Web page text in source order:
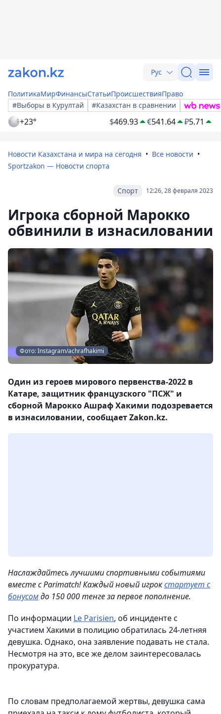
Рус
ПолитикаМирФинансыСтатьиПроисшествияПраво
#Выборы в Курултай
#Казахстан в сравнении
+23° $469.93 €541.64 ₽5.71
Новости Казахстана и мира на сегодня
Все новости
Sportzakon — Новости спорта
12:26, 28 февраля 2023
Спорт
Игрока сборной Марокко
обвинили в изнасиловании
Фото: Instagram/achrafhakimi
Один из героев мирового первенства-2022 в
Катаре, защитник французского "ПСЖ" и
сборной Марокко Ашраф Хакими подозревается
в изнасиловании, сообщает Zakon.kz.
Наслаждайтесь лучшими спортивными событиями
вместе с Parimatch! Каждый новый игрокстартует с
бонусомдо 150 000 тенге за первое пополнение.
По информации Le Parisien, об инциденте с
участием Хакими в полицию обратилась 24-летняя
девушка. Однако, она заявление подавать не стала.
Несмотря на это, все же делом заинтересовалась
прокуратура.
По словам предполагаемой жертвы, девушка сама